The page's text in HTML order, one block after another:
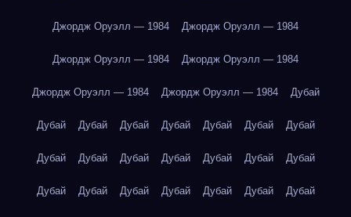
Джордж Оруэлл — 1984 Джордж Оруэлл — 1984
Джордж Оруэлл — 1984 Джордж Оруэлл — 1984
Джордж Оруэлл — 1984 Джордж Оруэлл — 1984 Дубай
Дубай Дубай Дубай Дубай Дубай Дубай Дубай
Дубай Дубай Дубай Дубай Дубай Дубай Дубай
Дубай Дубай Дубай Дубай Дубай Дубай Дубай